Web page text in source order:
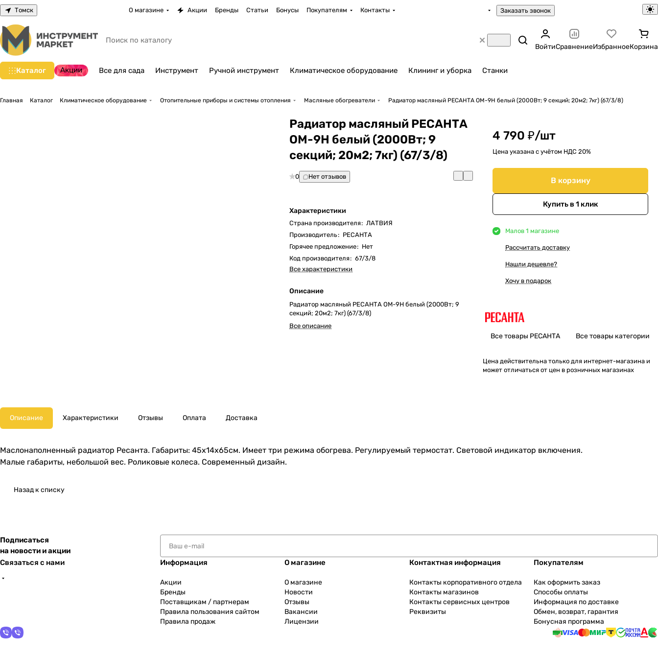
Томск О магазине Акции Бренды Статьи Бонусы Покупателям Контакты Заказать звонок
ВойтиСравнениеИзбранноеКорзина
Каталог Акции Все для сада Инструмент Ручной инструмент Климатическое оборудование Клининг и уборка Станки
Главная Каталог Климатическое оборудование Отопительные приборы и системы отопления Масляные обогреватели Радиатор масляный РЕСАНТА ОМ-9Н белый (2000Вт; 9 секций; 20м2; 7кг) (67/3/8)
Радиатор масляный РЕСАНТА
ОМ-9Н белый (2000Вт; 9
секций; 20м2; 7кг) (67/3/8)
0 Нет отзывов
Характеристики
Страна производителя: ЛАТВИЯ
Производитель: РЕСАНТА
Горячее предложение: Нет
Код производителя: 67/3/8
Все характеристики
Описание
Радиатор масляный РЕСАНТА ОМ-9Н белый (2000Вт; 9
секций; 20м2; 7кг) (67/3/8)
Все описание
4 790 ₽/шт
Цена указана с учётом НДС 20%
В корзину
Купить в 1 клик
Малов 1 магазине
Рассчитать доставку
Нашли дешевле?
Хочу в подарок
Все товары РЕСАНТА Все товары категории
Цена действительна только для интернет-магазина и
может отличаться от цен в розничных магазинах
Описание Характеристики Отзывы Оплата Доставка
Маслонаполненный радиатор Ресанта. Габариты: 45х14х65см. Имеет три режима обогрева. Регулируемый термостат. Световой индикатор включения.
Малые габариты, небольшой вес. Роликовые колеса. Современный дизайн.
Назад к списку
Подписаться
на новости и акции
Связаться с нами
Информация
Акции
Бренды
Поставщикам / партнерам
Правила пользования сайтом
Правила продаж
О магазине
О магазине
Новости
Отзывы
Вакансии
Лицензии
Контактная информация
Контакты корпоративного отдела
Контакты магазинов
Контакты сервисных центров
Реквизиты
Покупателям
Как оформить заказ
Способы оплаты
Информация по доставке
Обмен, возврат, гарантия
Бонусная программа